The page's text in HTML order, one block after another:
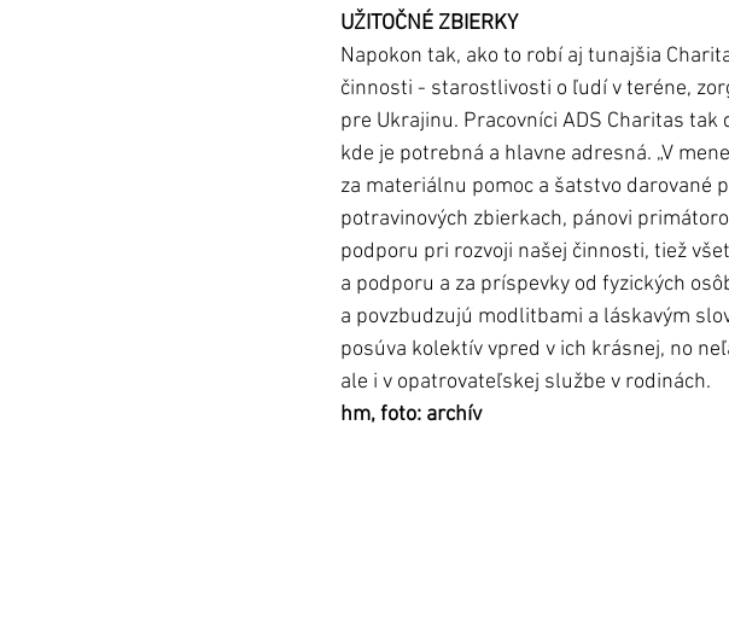
UŽITOČNÉ ZBIERKY
Napokon tak, ako to robí aj tunajšia
činnosti - starostlivosti o ľudí v teréne,
pre Ukrajinu. Pracovníci ADS Charitas
kde je potrebná a hlavne adresná. „V
za materiálnu pomoc a šatstvo darované
potravinových zbierkach, pánovi
podporu pri rozvoji našej činnosti, tiež
a podporu a za príspevky od fyzických
a povzbudzujú modlitbami a láskavým
posúva kolektív vpred v ich krásnej, no
ale i v opatrovateľskej službe v rodinách.
hm, foto: archív